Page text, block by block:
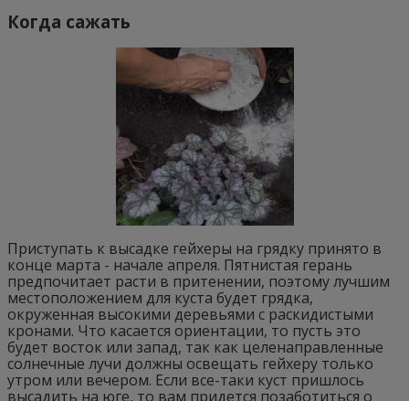
Когда сажать
Приступать к высадке гейхеры на грядку принято в
конце марта - начале апреля. Пятнистая герань
предпочитает расти в притенении, поэтому лучшим
местоположением для куста будет грядка,
окруженная высокими деревьями с раскидистыми
кронами. Что касается ориентации, то пусть это
будет восток или запад, так как целенаправленные
солнечные лучи должны освещать гейхеру только
утром или вечером. Если все-таки куст пришлось
высадить на юге, то вам придется позаботиться о